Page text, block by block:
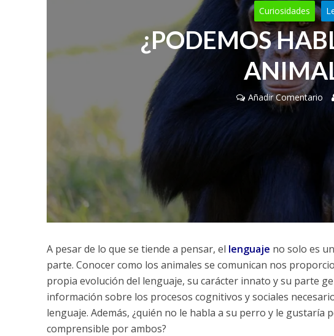
Curiosidades
¿PODEMOS
Añadir Comentario
A pesar de lo que se tiende a pensar, el lenguaje no solo es
parte. Conocer como los animales se comunican nos
propia evolución del lenguaje, su carácter innato y su parte
información sobre los procesos cognitivos y sociales
lenguaje. Además, ¿quién no le habla a su perro y le gustaría
comprensible por ambos?